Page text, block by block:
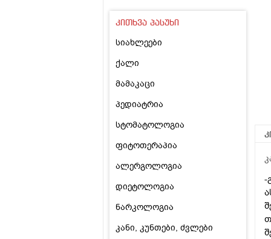
კითხვა პასუხი
სიახლეები
ქალი
მამაკაცი
პედიატრია
სტომატოლოგია
ფიტოთერაპია
ალერგოლოგია
დიეტოლოგია
ნარკოლოგია
კანი, კუნთები, ძვლები
-